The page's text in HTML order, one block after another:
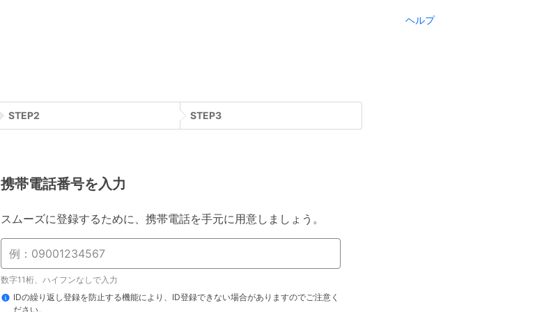
ヘルプ
STEP2 STEP3
携帯電話番号を入力
スムーズに登録するために、携帯電話を手元に用意しましょう。
数字11桁、ハイフンなしで入力
IDの繰り返し登録を防止する機能により、ID登録できない場合がありますのでご注意く
ださい。